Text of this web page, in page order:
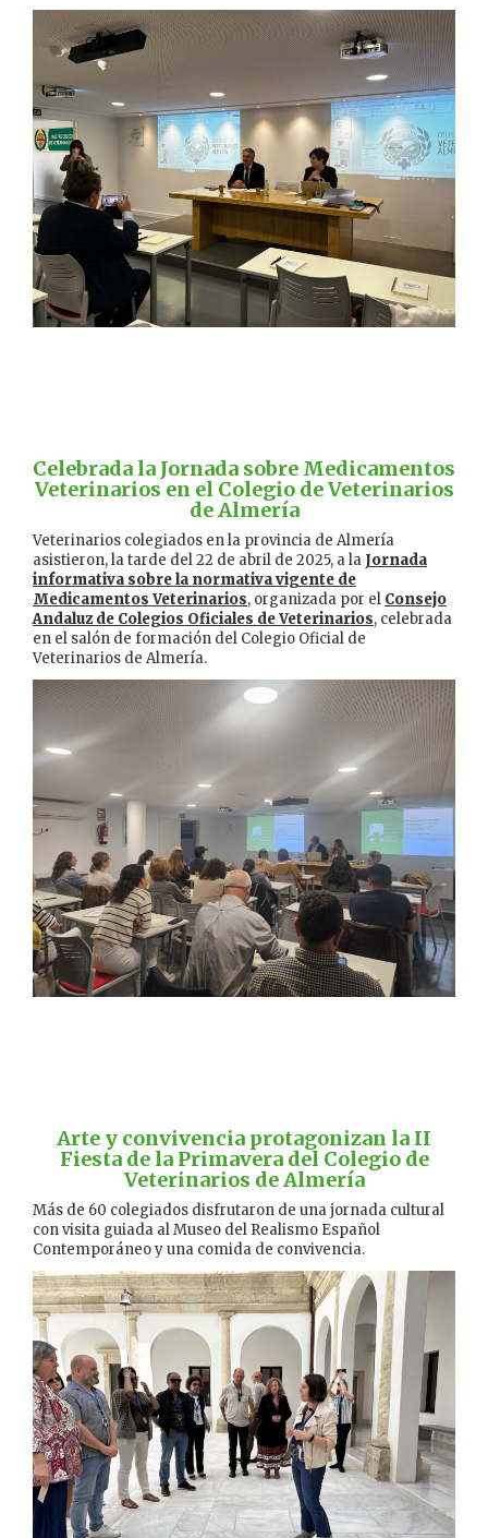
Celebrada la Jornada sobre Medicamentos
Veterinarios en el Colegio de Veterinarios
de Almería
Veterinarios colegiados en la provincia de Almería
asistieron, la tarde del 22 de abril de 2025, a la Jornada
informativa sobre la normativa vigente de
Medicamentos Veterinarios, organizada por el Consejo
Andaluz de Colegios Oficiales de Veterinarios, celebrada
en el salón de formación del Colegio Oficial de
Veterinarios de Almería.
Arte y convivencia protagonizan la II
Fiesta de la Primavera del Colegio de
Veterinarios de Almería
Más de 60 colegiados disfrutaron de una jornada cultural
con visita guiada al Museo del Realismo Español
Contemporáneo y una comida de convivencia.